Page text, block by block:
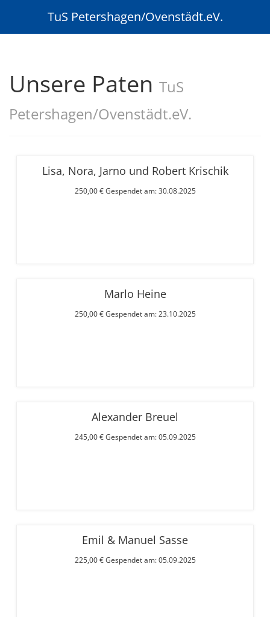
TuS Petershagen/Ovenstädt.eV.
Unsere Paten TuS
Petershagen/Ovenstädt.eV.
Lisa, Nora, Jarno und Robert Krischik
250,00 € Gespendet am: 30.08.2025
Marlo Heine
250,00 € Gespendet am: 23.10.2025
Alexander Breuel
245,00 € Gespendet am: 05.09.2025
Emil & Manuel Sasse
225,00 € Gespendet am: 05.09.2025